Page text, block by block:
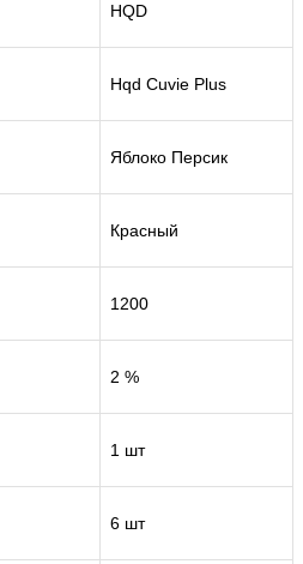
HQD
Hqd Cuvie Plus
Яблоко Персик
Красный
1200
2 %
1 шт
6 шт